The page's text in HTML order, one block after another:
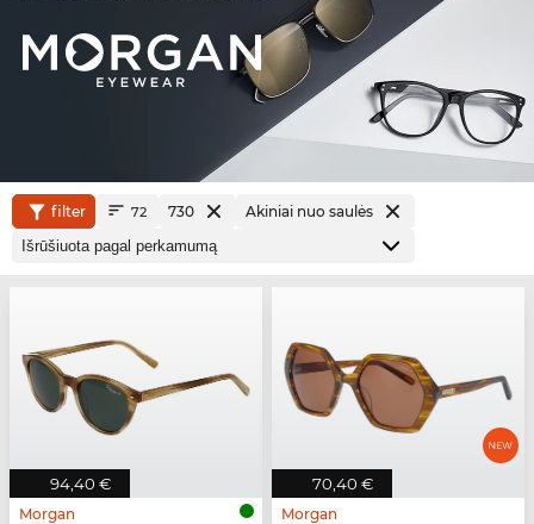
filter 72 730 Akiniai nuo saulės
94,40 €
Morgan
70,40 €
Morgan